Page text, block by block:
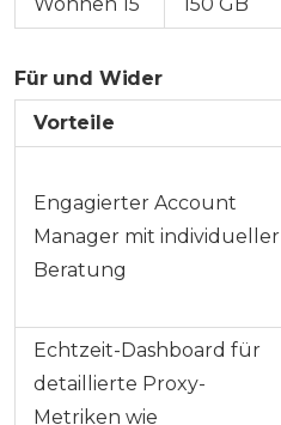
Wohnen 15 150 GB
Für und Wider
Vorteile
Engagierter Account
Manager mit individueller
Beratung
Echtzeit-Dashboard für
detaillierte Proxy-
Metriken wie